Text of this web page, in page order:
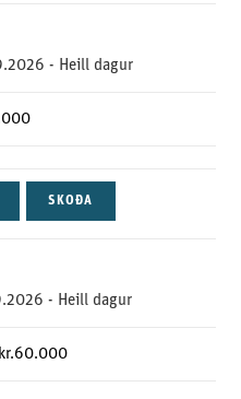
- Heill dagur
SKOÐA
- Heill dagur
kr.60.000